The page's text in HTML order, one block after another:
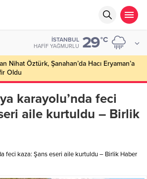
İSTANBUL
HAFIF YAĞMURLU 29°C
Nihat Öztürk, Şanahan’da Hacı Eryaman’a
Oldu
karayolu’nda feci
aile kurtuldu – Birlik
feci kaza: Şans eseri aile kurtuldu – Birlik Haber